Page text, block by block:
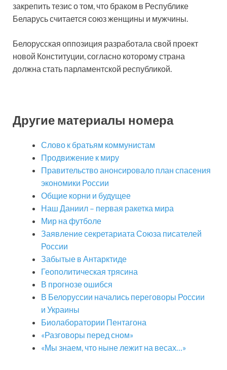
закрепить тезис о том, что браком в Республике
Беларусь считается союз женщины и муж­чины.
Белорусская оппозиция разработала свой проект
новой Конституции, согласно которому страна
должна стать парламентской республикой.
Другие материалы номера
Слово к братьям коммунистам
Продвижение к миру
Правительство анонсировало план спасения
экономики России
Общие корни и будущее
Наш Даниил – первая ракетка мира
Мир на футболе
Заявление секретариата Союза писателей
России
Забытые в Антарктиде
Геополитическая трясина
В прогнозе ошибся
В Белоруссии начались переговоры России
и Украины
Биолаборатории Пентагона
«Разговоры перед сном»
«Мы знаем, что ныне лежит на весах…»